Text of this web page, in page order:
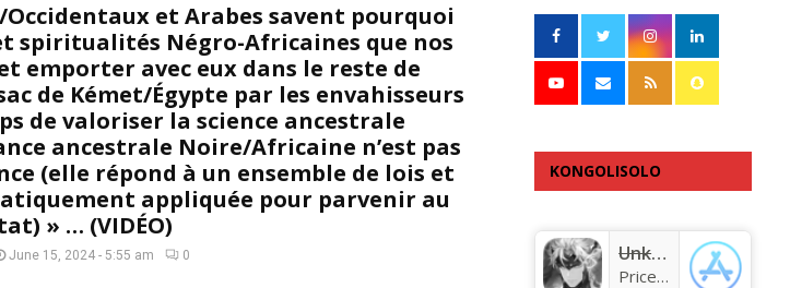
et Arabes savent pourquoi
spiritualités Négro-Africaines que nos
emporter avec eux dans le reste de
de Kémet/Égypte par les envahisseurs
de valoriser la science ancestrale
ancestrale Noire/Africaine n’est pas
(elle répond à un ensemble de lois et
appliquée pour parvenir au
» … (VIDÉO)
June 15, 2024 - 5:55 am 0
KONGOLISOLO
Unknown app
Price:Free